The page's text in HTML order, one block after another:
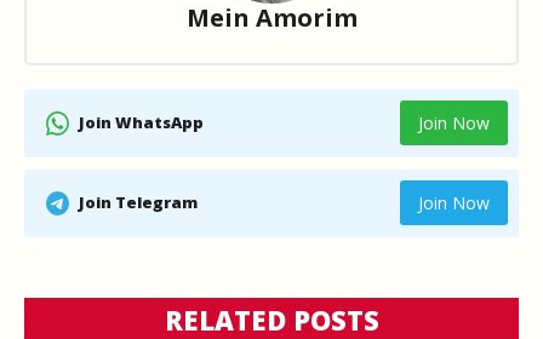
Mein Amorim
Join WhatsApp Join Now
Join Telegram Join Now
RELATED POSTS